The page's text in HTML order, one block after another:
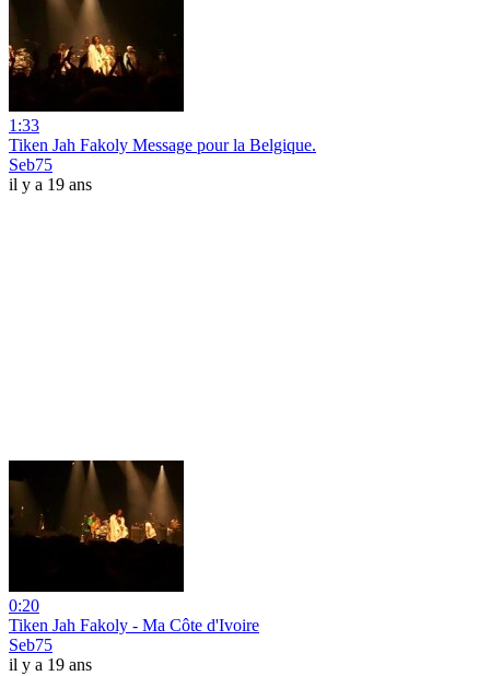
1:33
Tiken Jah Fakoly Message pour la Belgique.
Seb75
il y a 19 ans
0:20
Tiken Jah Fakoly - Ma Côte d'Ivoire
Seb75
il y a 19 ans